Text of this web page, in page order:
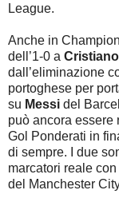
League.
Anche in
dell’1-0 a
dall’eliminazione
portoghese per
su Messi del
può ancora essere
Gol Ponderati in
di sempre. I due
marcatori reale
del Manchester